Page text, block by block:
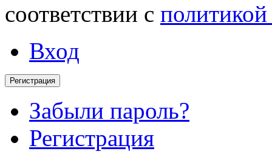
соответствии с
Вход
Регистрация
Забыли пароль?
Регистрация